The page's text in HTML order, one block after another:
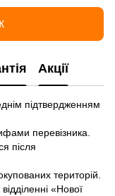
Акції
підтвердженням
перевізника.
після
територій.
«Нової